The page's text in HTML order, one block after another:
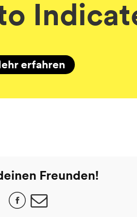
erfahren
Freunden!